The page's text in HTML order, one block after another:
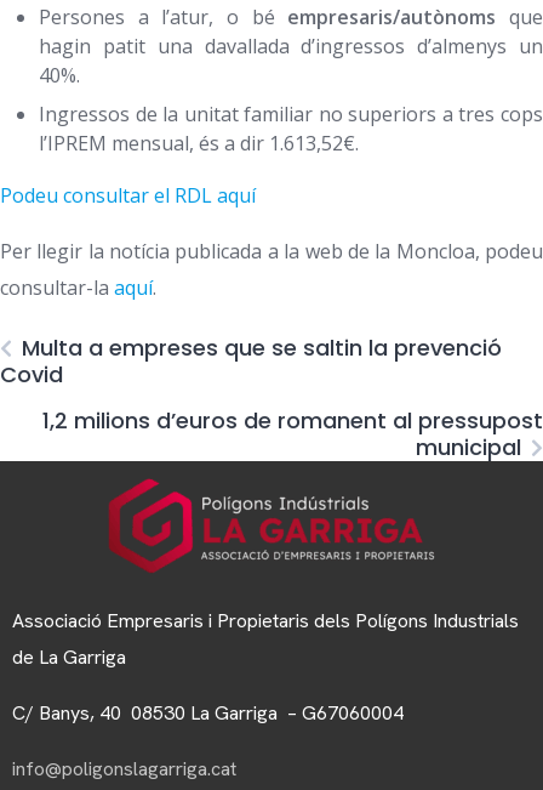
Persones a l’atur, o bé empresaris/autònoms que
hagin patit una davallada d’ingressos d’almenys un
40%.
Ingressos de la unitat familiar no superiors a tres cops
l’IPREM mensual, és a dir 1.613,52€.
Podeu consultar el RDL aquí
Per llegir la notícia publicada a la web de la Moncloa, podeu
consultar-la aquí.
Multa a empreses que se saltin la prevenció
Covid
1,2 milions d’euros de romanent al pressupost
municipal
Associació Empresaris i Propietaris dels Polígons Industrials
de La Garriga
C/ Banys, 40 08530 La Garriga – G67060004
info@poligonslagarriga.cat